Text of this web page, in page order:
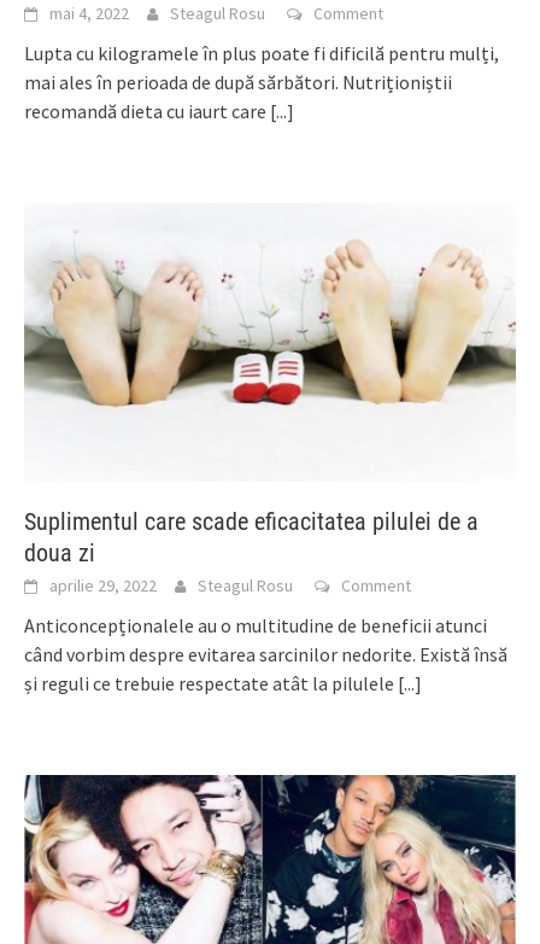
mai 4, 2022 Steagul Rosu Comment
Lupta cu kilogramele în plus poate fi dificilă pentru mulți,
mai ales în perioada de după sărbători. Nutriționiștii
recomandă dieta cu iaurt care [...]
Suplimentul care scade eficacitatea pilulei de a
doua zi
aprilie 29, 2022 Steagul Rosu Comment
Anticoncepționalele au o multitudine de beneficii atunci
când vorbim despre evitarea sarcinilor nedorite. Există însă
și reguli ce trebuie respectate atât la pilulele [...]